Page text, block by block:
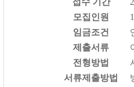
모집인원
1
임금조건
제출서류
전형방법
서류제출방법